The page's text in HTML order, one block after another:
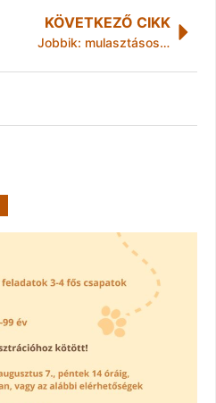
KÖVETKEZŐ CIKK
Jobbik: mulasztásos bűncselekmény a fészekrakók elmaradt kilakoltatása